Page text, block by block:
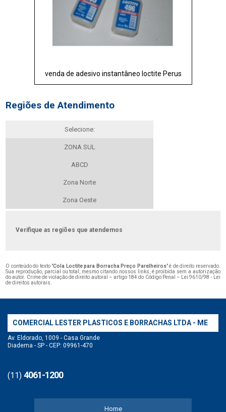
venda de adesivo instantâneo loctite Perus
Regiões de Atendimento
Selecione:
ZONA SUL
ABCD
Zona Norte
Zona Oeste
Verifique as regiões que atendemos
O conteúdo do texto "Cola Loctite para Borracha Preço Parelheiros" é de direito reservado.
Sua reprodução, parcial ou total, mesmo citando nossos links, é proibida sem a autorização
do autor. Crime de violação de direito autoral – artigo 184 do Código Penal –
Lei 9610/98 - Lei
de direitos autorais
COMERCIAL LESTER PLASTICOS E BORRACHAS LTDA - ME
Av. Eldorado, 1009 - Casa Grande
Diadema - SP - CEP: 09961-470
(11) 4061-1200
Home